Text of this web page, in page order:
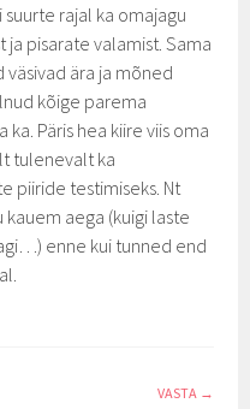
suurte rajal ka omajagu
pisarate valamist. Sama
ära ja mõned
kõige parema
Päris hea kiire viis oma
tulenevalt ka
piiride testimiseks. Nt
aega (kuigi laste
enne kui tunned end
VASTA